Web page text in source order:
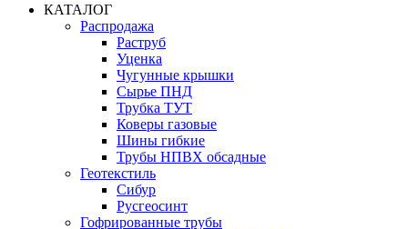
КАТАЛОГ
Распродажа
Раструб
Уценка
Чугунные крышки
Сырье ПНД
Трубка ТУТ
Коверы газовые
Шины гибкие
Трубы НПВХ обсадные
Геотекстиль
Сибур
Русгеосинт
Гофрированные трубы